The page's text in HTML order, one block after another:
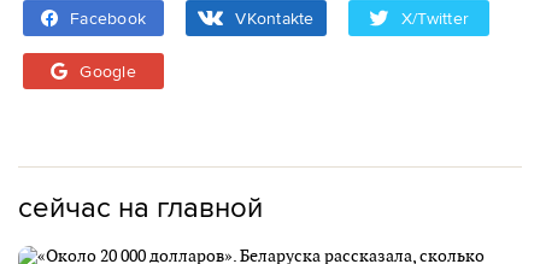
Facebook VKontakte X/Twitter
Google
сейчас на главной